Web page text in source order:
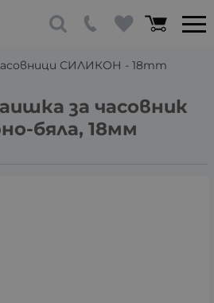
СИЛИКОН - 18mm
за часовник
бяла, 18мм